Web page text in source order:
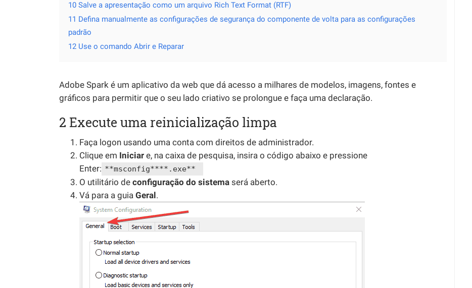
10 Salve a apresentação como um arquivo Rich Text Format (RTF)
11 Defina manualmente as configurações de segurança do componente de volta para as configurações
padrão
12 Use o comando Abrir e Reparar
Adobe Spark é um aplicativo da web que dá acesso a milhares de modelos, imagens, fontes e
gráficos para permitir que o seu lado criativo se prolongue e faça uma declaração.
2 Execute uma reinicialização limpa
Faça logon usando uma conta com direitos de administrador.
Clique em Iniciar e, na caixa de pesquisa, insira o código abaixo e pressione
Enter: **msconfig****.exe**
O utilitário de configuração do sistema será aberto.
Vá para a guia Geral.